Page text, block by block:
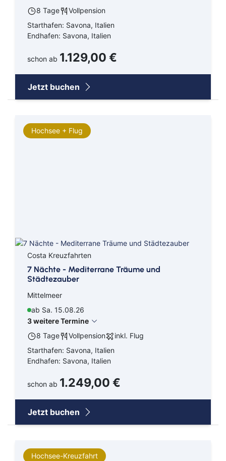
8 Tage
Vollpension
Starthafen: Savona, Italien
Endhafen: Savona, Italien
schon ab 1.129,00 €
Jetzt buchen
Hochsee + Flug
Costa Kreuzfahrten
7 Nächte - Mediterrane Träume und
Städtezauber
Mittelmeer
ab Sa. 15.08.26
3 weitere Termine
8 Tage
Vollpension
inkl. Flug
Starthafen: Savona, Italien
Endhafen: Savona, Italien
schon ab 1.249,00 €
Jetzt buchen
Hochsee-Kreuzfahrt